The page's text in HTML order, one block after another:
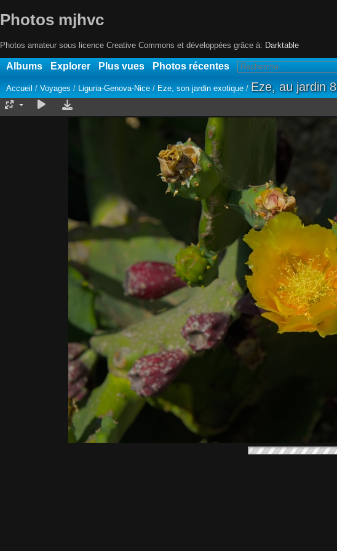
Photos mjhvc
Photos amateur sous licence Creative Commons et développées grâce à: Darktable
Albums Explorer Plus vues Photos récentes
Accueil / Voyages / Liguria-Genova-Nice / Eze, son jardin exotique / Eze, au jardin 8